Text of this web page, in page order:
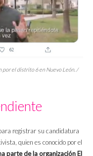
por el distrito 6 en Nuevo León. /
registrar su candidatura
quien es conocido por el
parte de la organización El